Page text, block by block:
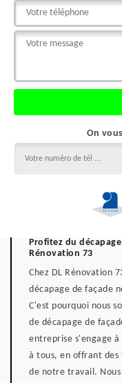
On
Profitez du
Rénovation 73
Chez DL Rénovation
décapage de façade
C'est pourquoi nous
de décapage de
entreprise s'engage à
à tous, en offrant
de notre travail.